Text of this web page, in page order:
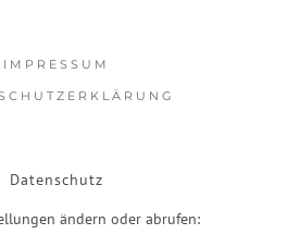
IMPRESSUM
Datenschutz
ändern oder abrufen: